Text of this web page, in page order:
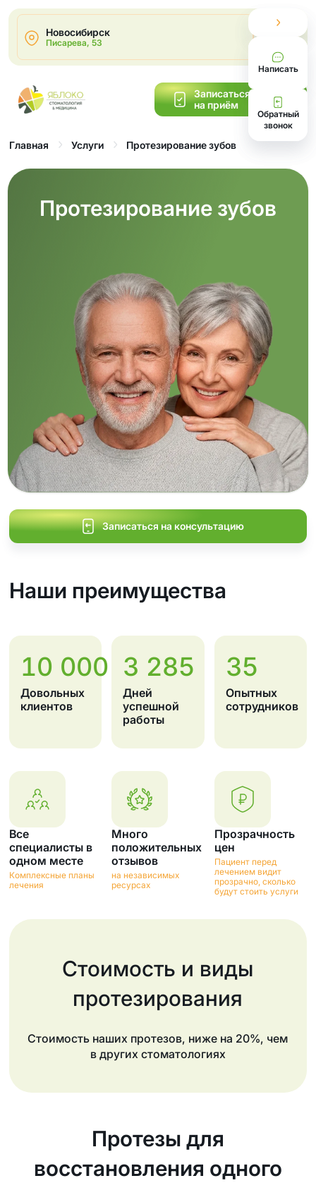
Новосибирск
Писарева, 53
Записаться
на приём
Главная Услуги Протезирование зубов
Протезирование зубов
Записаться на консультацию
Наши преимущества
10 000
Довольных
клиентов
3 285
Дней
успешной
работы
35
Опытных
сотрудников
Все
специалисты в
одном месте
Комплексные планы
лечения
Много
положительных
отзывов
на независимых
ресурсах
Прозрачность
цен
Пациент перед
лечением видит
прозрачно, сколько
будут стоить услуги
Стоимость и виды
протезирования
Стоимость наших протезов, ниже на 20%, чем
в других стоматологиях
Протезы для
восстановления одного
Написать
Обратный
звонок